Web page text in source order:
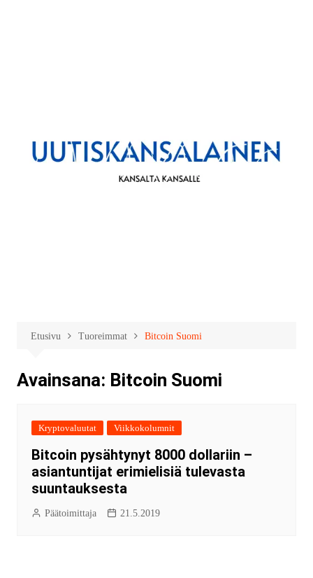
Etusivu Tuoreimmat Bitcoin Suomi
Avainsana: Bitcoin Suomi
Kryptovaluutat Viikkokolumnit
Bitcoin pysähtynyt 8000 dollariin –
asiantuntijat erimielisiä tulevasta
suuntauksesta
Päätoimittaja 21.5.2019